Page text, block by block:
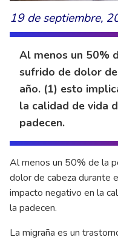
19 de septiembre,
Al menos un 50%
sufrido de dolor
año. (1) esto
la calidad de vida
padecen.
Al menos un 50% de la
dolor de cabeza durante
impacto negativo en la
la padecen.
La migraña es un